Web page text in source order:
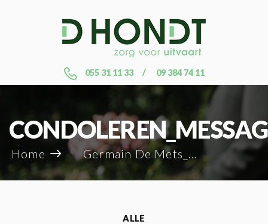
055 31 11 33 09 384 74 11
Home Germain De Mets_119957
ALLE